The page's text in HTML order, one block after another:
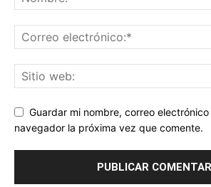
Guardar mi nombre, correo
navegador la próxima vez que comente.